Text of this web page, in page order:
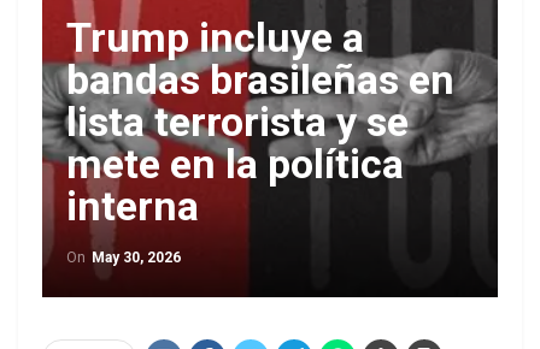
Trump incluye a
bandas brasileñas en
lista terrorista y se
mete en la política
interna
On May 30, 2026